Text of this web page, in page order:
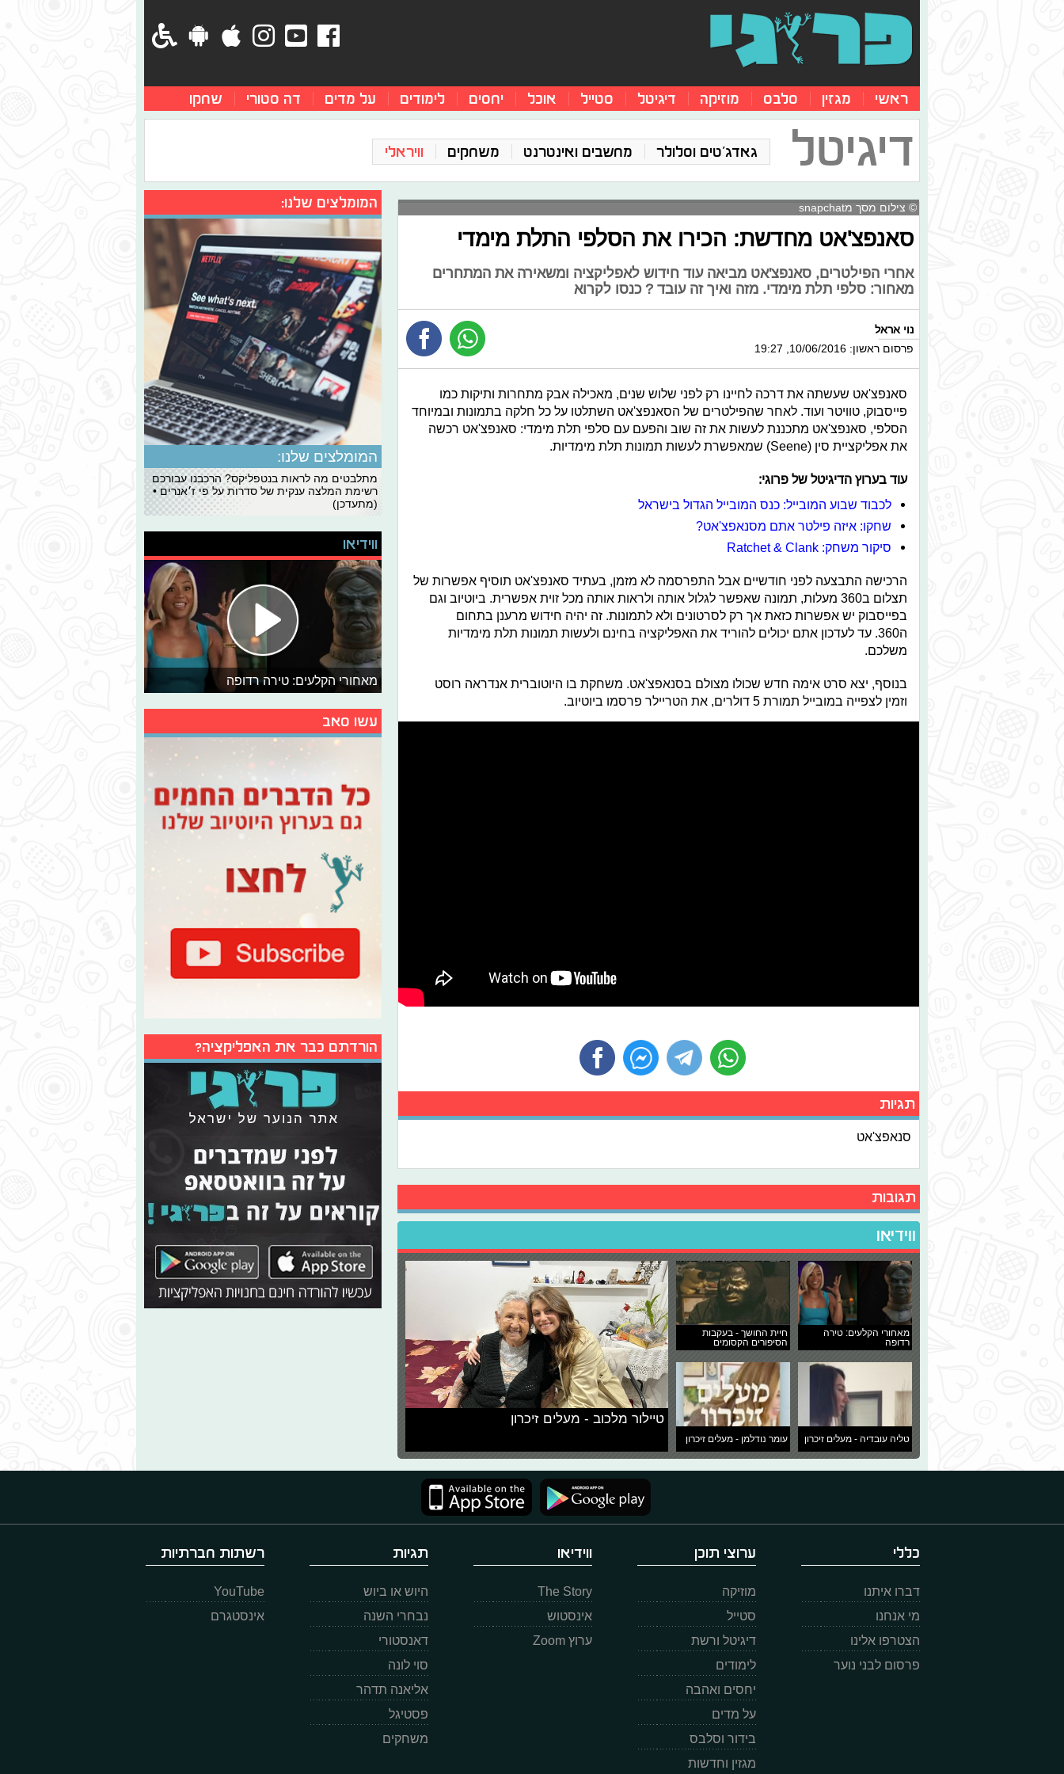
ראשי מגזין סלבס מוזיקה דיגיטל סטייל אוכל יחסים לימודים על מדים דה סטורי שחקו
דיגיטל גאדג'טים וסלולר מחשבים ואינטרנט משחקים וויראלי
© צילום מסך מsnapchat
סאנפצ'אט מחדשת: הכירו את הסלפי התלת מימדי
אחרי הפילטרים, סאנפצ'אט מביאה עוד חידוש לאפליקציה ומשאירה את המתחרים
מאחור: סלפי תלת מימדי. מזה ואיך זה עובד ? כנסו לקרוא
נוי אראל
פרסום ראשון: 10/06/2016, 19:27
סאנפצ'אט שעשתה את דרכה לחיינו רק לפני שלוש שנים, מאכילה אבק מתחרות ותיקות כמו
פייסבוק, טוויטר ועוד. לאחר שהפילטרים של הסאנפצ'אט השתלטו על כל חלקה בתמונות ובמיוחד
הסלפי, סאנפצ'אט מתכננת לעשות את זה שוב והפעם עם סלפי תלת מימדי: סאנפצ'אט רכשה
את אפליקציית סין (Seene) שמאפשרת לעשות תמונות תלת מימדיות.
עוד בערוץ הדיגיטל של פרוגי:
לכבוד שבוע המובייל: כנס המובייל הגדול בישראל
שחקו: איזה פילטר אתם מסנאפצ'אט?
סיקור משחק: Ratchet & Clank
הרכישה התבצעה לפני חודשיים אבל התפרסמה לא מזמן, בעתיד סאנפצ'אט תוסיף אפשרות של
תצלום ב360 מעלות, תמונה שאפשר לגלול אותה ולראות אותה מכל זוית אפשרית. ביוטיוב וגם
בפייסבוק יש אפשרות כזאת אך רק לסרטונים ולא לתמונות. זה יהיה חידוש מרענן בתחום
ה360. עד לעדכון אתם יכולים להוריד את האפליקציה בחינם ולעשות תמונות תלת מימדיות
משלכם.
בנוסף, יצא סרט אימה חדש שכולו מצולם בסנאפצ'אט. משחקת בו היוטוברית אנדראה רוסט
וזמין לצפייה במובייל תמורת 5 דולרים, את הטריילר פרסמו ביוטיוב.
תגיות
סנאפצ'אט
תגובות
ווידיאו
מאחורי הקלעים: טירה
רדופה
חיית החושך - בעקבות
הסיפורים הקסומים
טליה עובדיה - מעלים זיכרון עומר נודלמן - מעלים זיכרון
טיילור מלכוב - מעלים זיכרון
המומלצים שלנו:
המומלצים שלנו:
מתלבטים מה לראות בנטפליקס? הרכבנו עבורכם
רשימת המלצה ענקית של סדרות על פי ז׳אנרים •
(מתעדכן)
ווידיאו
מאחורי הקלעים: טירה רדופה
עשו סאב
הורדתם כבר את האפליקציה?
כללי
דברו איתנו
מי אנחנו
הצטרפו אלינו
פרסום לבני נוער
ערוצי תוכן
מוזיקה
סטייל
דיגיטל ורשת
לימודים
יחסים ואהבה
על מדים
בידור וסלבס
מגזין וחדשות
ווידיאו
The Story
אינסטוש
ערוץ Zoom
תגיות
היוש או ביוש
נבחרי השנה
דאנסטורי
סוי לונה
אליאנה תדהר
פסטיגל
משחקים
רשתות חברתיות
YouTube
אינסטגרם